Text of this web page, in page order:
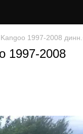
1997-2008
1997-2008